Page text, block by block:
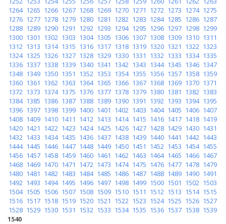
1264 1265 1266 1267 1268 1269 1270 1271 1272 1273 1274 1275
1276 1277 1278 1279 1280 1281 1282 1283 1284 1285 1286 1287
1288 1289 1290 1291 1292 1293 1294 1295 1296 1297 1298 1299
1300 1301 1302 1303 1304 1305 1306 1307 1308 1309 1310 1311
1312 1313 1314 1315 1316 1317 1318 1319 1320 1321 1322 1323
1324 1325 1326 1327 1328 1329 1330 1331 1332 1333 1334 1335
1336 1337 1338 1339 1340 1341 1342 1343 1344 1345 1346 1347
1348 1349 1350 1351 1352 1353 1354 1355 1356 1357 1358 1359
1360 1361 1362 1363 1364 1365 1366 1367 1368 1369 1370 1371
1372 1373 1374 1375 1376 1377 1378 1379 1380 1381 1382 1383
1384 1385 1386 1387 1388 1389 1390 1391 1392 1393 1394 1395
1396 1397 1398 1399 1400 1401 1402 1403 1404 1405 1406 1407
1408 1409 1410 1411 1412 1413 1414 1415 1416 1417 1418 1419
1420 1421 1422 1423 1424 1425 1426 1427 1428 1429 1430 1431
1432 1433 1434 1435 1436 1437 1438 1439 1440 1441 1442 1443
1444 1445 1446 1447 1448 1449 1450 1451 1452 1453 1454 1455
1456 1457 1458 1459 1460 1461 1462 1463 1464 1465 1466 1467
1468 1469 1470 1471 1472 1473 1474 1475 1476 1477 1478 1479
1480 1481 1482 1483 1484 1485 1486 1487 1488 1489 1490 1491
1492 1493 1494 1495 1496 1497 1498 1499 1500 1501 1502 1503
1504 1505 1506 1507 1508 1509 1510 1511 1512 1513 1514 1515
1516 1517 1518 1519 1520 1521 1522 1523 1524 1525 1526 1527
1528 1529 1530 1531 1532 1533 1534 1535 1536 1537 1538 1539
1540